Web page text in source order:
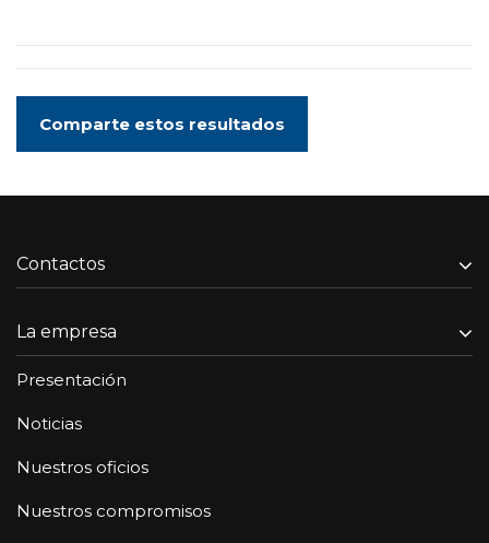
Comparte estos resultados
Contactos
La empresa
Presentación
Noticias
Nuestros oficios
Nuestros compromisos